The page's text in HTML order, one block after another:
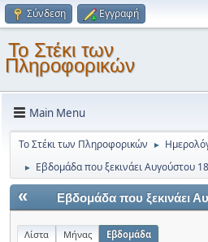
Σύνδεση Εγγραφή
Το Στέκι των
Πληροφορικών
Main Menu
Το Στέκι των Πληροφορικών ►
► Εβδομάδα που ξεκινάει Αυγούστου
« Εβδομάδα που ξεκινάει
Λίστα Μήνας Εβδομάδα